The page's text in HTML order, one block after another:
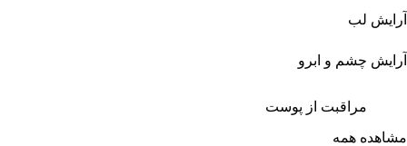
آرایش لب
آرایش چشم و ابرو
مراقبت از پوست
مشاهده همه